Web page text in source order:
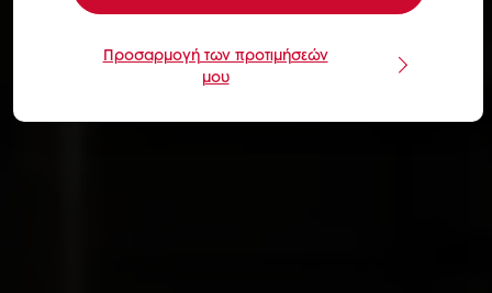
Προσαρμογή των προτιμήσεών
μου